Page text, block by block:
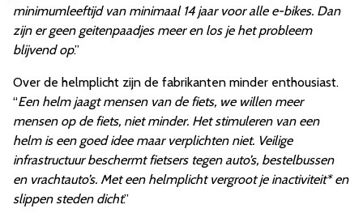
minimumleeftijd van minimaal 14 jaar voor alle e-bikes. Dan
zijn er geen geitenpaadjes meer en los je het probleem
blijvend op.”
Over de helmplicht zijn de fabrikanten minder enthousiast.
“Een helm jaagt mensen van de fiets, we willen meer
mensen op de fiets, niet minder. Het stimuleren van een
helm is een goed idee maar verplichten niet. Veilige
infrastructuur beschermt fietsers tegen auto’s, bestelbussen
en vrachtauto’s. Met een helmplicht vergroot je inactiviteit* en
slippen steden dicht.”